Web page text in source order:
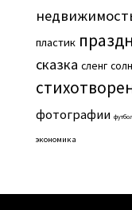
пластик
сказка сленг
фотографии футбол
экономика